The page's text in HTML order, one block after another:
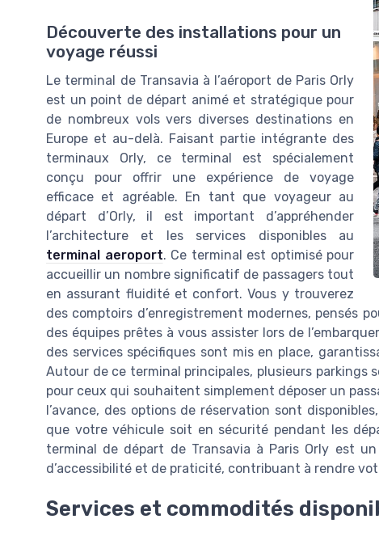
Découverte des installations pour un
voyage réussi
Le terminal de Transavia à l’aéroport de Paris Orly
est un point de départ animé et stratégique pour
de nombreux vols vers diverses destinations en
Europe et au-delà. Faisant partie intégrante des
terminaux Orly, ce terminal est spécialement
conçu pour offrir une expérience de voyage
efficace et agréable. En tant que voyageur au
départ d’Orly, il est important d’appréhender
l’architecture et les services disponibles au
terminal aeroport. Ce terminal est optimisé pour
accueillir un nombre significatif de passagers tout
en assurant fluidité et confort. Vous y trouverez
des comptoirs d’enregistrement modernes, pensés
des équipes prêtes à vous assister lors de
des services spécifiques sont mis en place,
Autour de ce terminal principales, plusieurs
pour ceux qui souhaitent simplement déposer un
l’avance, des options de réservation sont
que votre véhicule soit en sécurité pendant les
terminal de départ de Transavia à Paris Orly est
d’accessibilité et de praticité, contribuant à rendre
Services et commodités